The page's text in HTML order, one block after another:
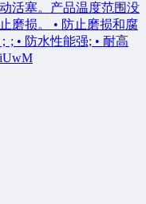
活塞。产品温度范围没
磨损。 • 防止磨损和腐
; • 防水性能强; • 耐高